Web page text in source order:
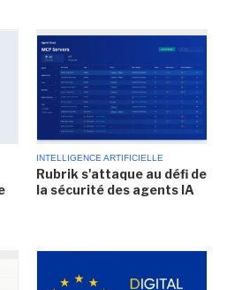
INTELLIGENCE ARTIFICIELLE
Rubrik s'attaque au défi de
la sécurité des agents IA